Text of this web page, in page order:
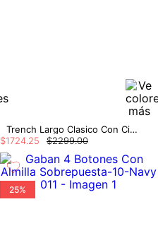
Trench Largo Clasico Con Cinturon
$2299.00
$1724.25
25%